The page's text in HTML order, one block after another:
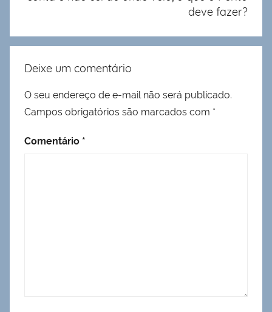
deve fazer?
Deixe um comentário
O seu endereço de e-mail não será publicado.
Campos obrigatórios são marcados com *
Comentário *